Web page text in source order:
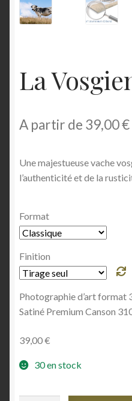
Livraisons et retours
Paiement sécurisé
Panier
Politique de cookies (UE)
Reporter photographe à
La
A partir de 39,00€
Une majestueuse vache
l’authenticité et de la
Format
Finition
Photographie d’art format
Satiné Premium Canson
39,00€
30 en stock